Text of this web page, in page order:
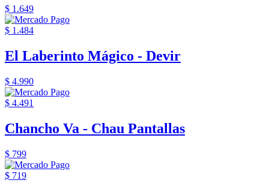
$ 1.649
$ 1.484
El Laberinto Mágico - Devir
$ 4.990
$ 4.491
Chancho Va - Chau Pantallas
$ 799
$ 719